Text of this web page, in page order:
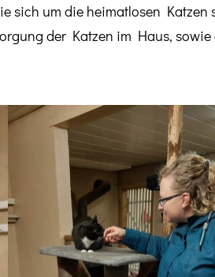
sich um die heimatlosen
der Katzen im Haus,